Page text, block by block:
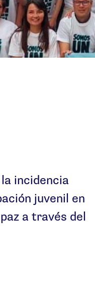
incidencia
juvenil en
a través del